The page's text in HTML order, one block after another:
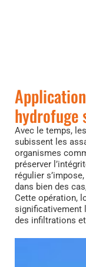
hydrofuge
Avec le temps,
subissent les
organismes
préserver
régulier
dans bien des
Cette opération,
significativement
des infiltrations